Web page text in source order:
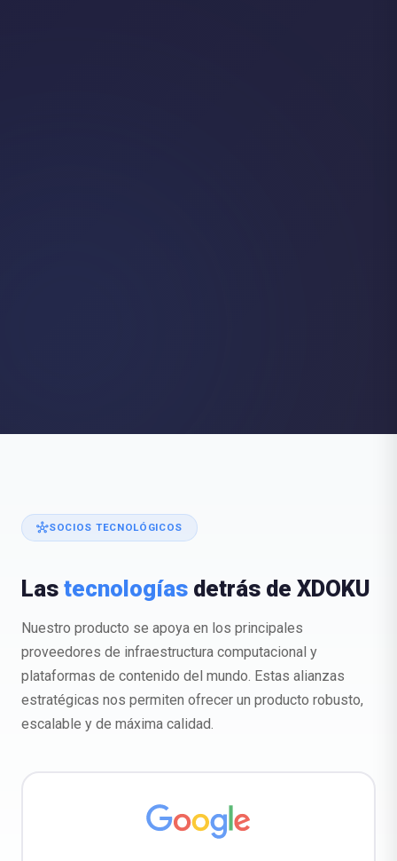
hubSOCIOS TECNOLÓGICOS
Las tecnologías detrás de XDOKU
Nuestro producto se apoya en los principales
proveedores de infraestructura computacional y
plataformas de contenido del mundo. Estas alianzas
estratégicas nos permiten ofrecer un producto robusto,
escalable y de máxima calidad.